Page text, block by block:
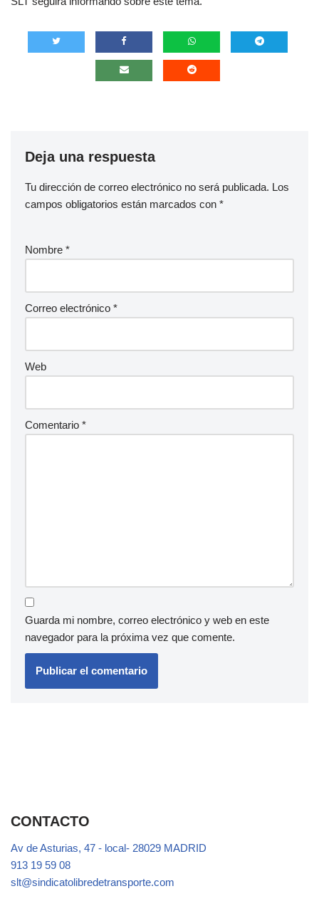
Deja una respuesta
Tu dirección de correo electrónico no será publicada. Los
campos obligatorios están marcados con *
Nombre *
Correo electrónico *
Web
Comentario *
Guarda mi nombre, correo electrónico y web en este
navegador para la próxima vez que comente.
CONTACTO
Av de Asturias, 47 - local- 28029 MADRID
913 19 59 08
slt@sindicatolibredetransporte.com